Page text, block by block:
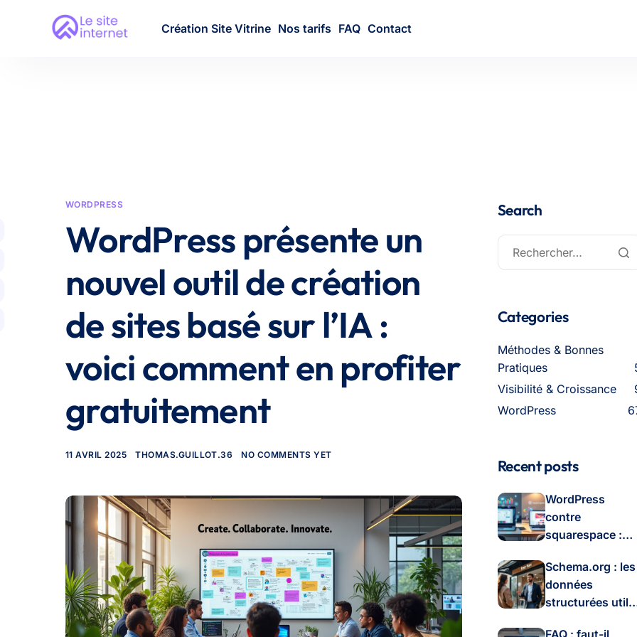
Création Site Vitrine Nos tarifs FAQ Contact
WORDPRESS
WordPress présente un
nouvel outil de création
de sites basé sur l’IA :
voici comment en profiter
gratuitement
11 AVRIL 2025 THOMAS.GUILLOT.36 NO COMMENTS YET
Search
Categories
Méthodes & Bonnes
Pratiques
Visibilité & Croissance
WordPress
Recent posts
WordPress
contre
squarespace :
et formules en
2026
Schema.org : les
données
structurées
FAQ : faut-il